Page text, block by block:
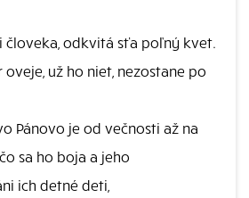
človeka, odkvitá sťa poľný kvet.
už ho niet, nezostane po
Pánovo je od večnosti až na
sa ho boja a jeho
ich detné deti,